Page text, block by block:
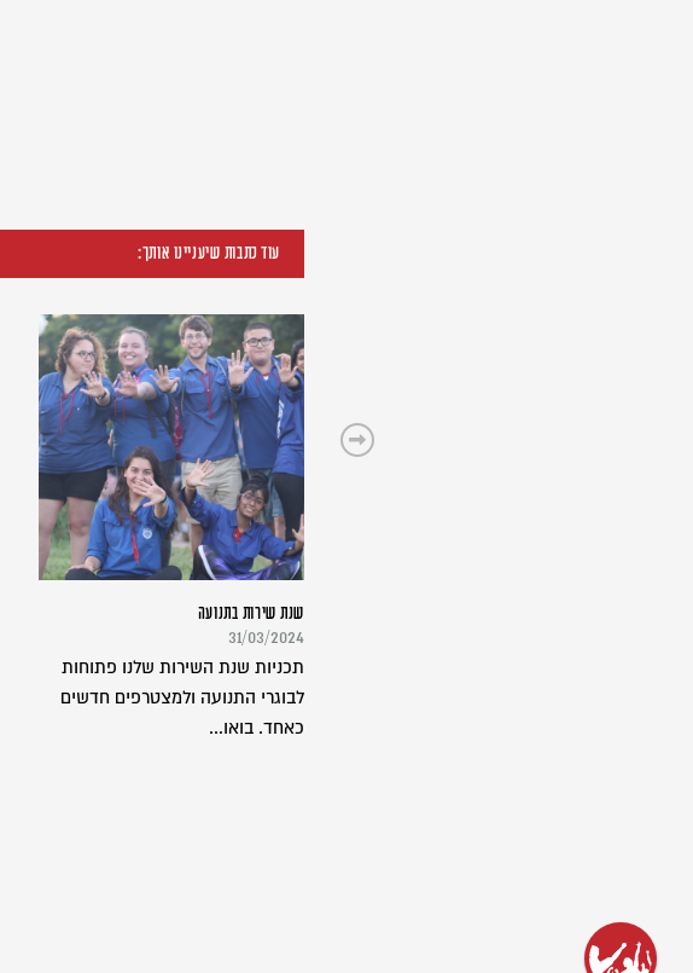
עוד כתבות שיעניינו אותך:
שנת שירות בתנועה
31/03/2024
תכניות שנת השירות שלנו פתוחות
לבוגרי התנועה ולמצטרפים חדשים
כאחד. בואו...